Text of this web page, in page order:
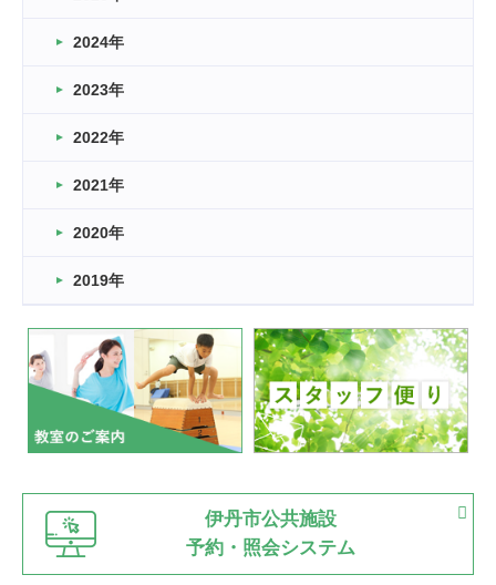
車いすバスケとRくんのお話
卒業・卒園の季節★
2026.03.11
緑ケ丘体育館
2022.11.03
緑ケ丘体育館
いたっぼーる大会☆彡
緑ケ丘体育館
2022.07.03
市内総合体育大会が開始
緑ケ丘体育館 猪名川運動広場
古池運動広場
2022.06.12
県知事杯争奪バレーボール大会が開催
緑ケ丘体育館
2024年
2023年
2022年
2021年
2020年
2019年
伊丹市公共施設
予約・照会システム